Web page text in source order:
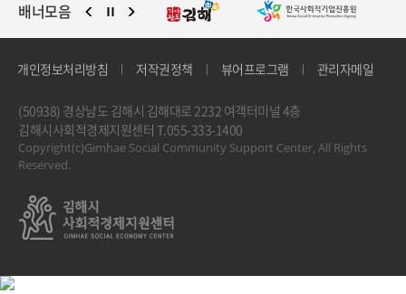
배너모음
개인정보처리방침 저작권정책 뷰어프로그램 관리자메일
(50938) 경상남도 김해시 김해대로 2232 여객터미널 4층
김해시사회적경제지원센터 T.055-333-1400
Copyright(c)Gimhae Social Community Support Center, All Rights
Reserved.